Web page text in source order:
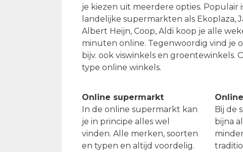
je kiezen uit meerdere opties. Populair
landelijke supermarkten als Ekoplaza,
Albert Heijn, Coop, Aldi koop je alle
minuten online. Tegenwoordig vind je
bijv. ook viswinkels en groentewinkels.
type online winkels.
Online supermarkt
In de online supermarkt kan
je in principe alles wel
vinden. Alle merken, soorten
en typen en altijd voordelig.
Bij de
bijna